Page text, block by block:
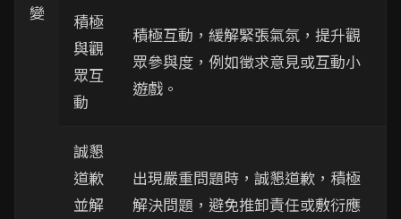
變
積極
與觀
眾互
動
積極互動，緩解緊張氣氛，提升觀
眾參與度，例如徵求意見或互動小
遊戲。
誠懇
道歉
並解
出現嚴重問題時，誠懇道歉，積極
解決問題，避免推卸責任或敷衍應